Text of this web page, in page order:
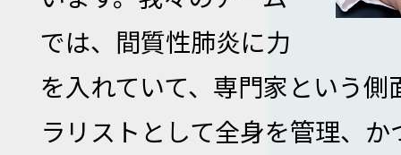
では、間質性肺炎に力
を入れていて、専門家という
ラリストとして全身を管理、